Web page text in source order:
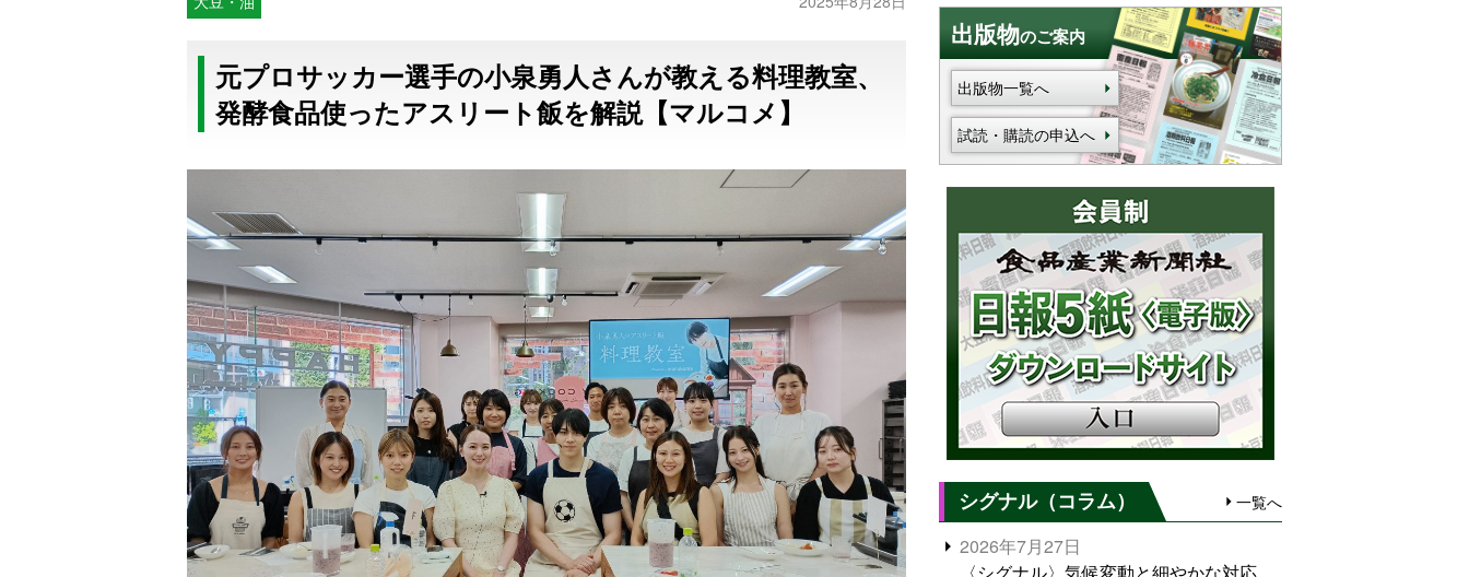
元プロサッカー選手の小泉勇人さんが教える料理教室、
発酵食品使ったアスリート飯を解説【マルコメ】
出版物のご案内
出版物一覧へ
試読・購読の申込へ
シグナル（コラム） 一覧へ
2026年7月27日
〈シグナル〉気候変動と細やかな対応